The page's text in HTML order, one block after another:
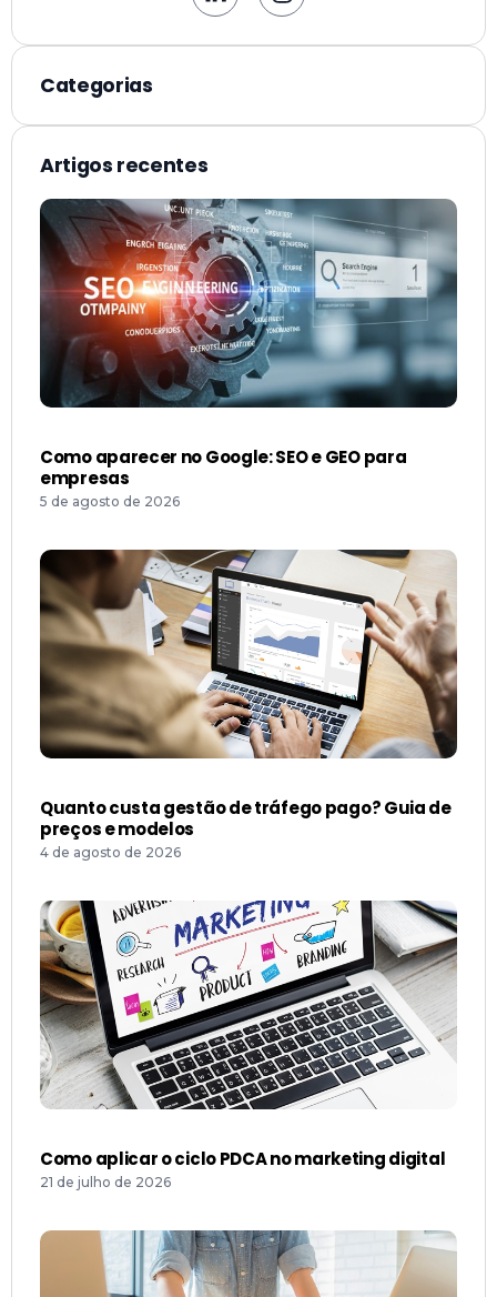
Categorias
Artigos recentes
Como aparecer no Google: SEO e GEO para
empresas
5 de agosto de 2026
Quanto custa gestão de tráfego pago? Guia de
preços e modelos
4 de agosto de 2026
Como aplicar o ciclo PDCA no marketing digital
21 de julho de 2026